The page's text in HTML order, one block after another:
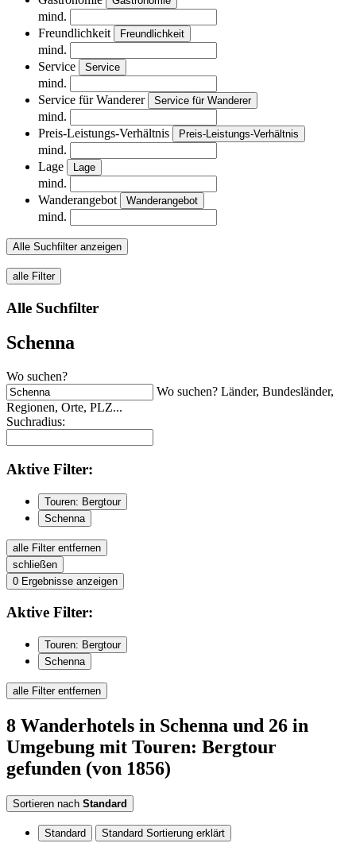
mind.
Freundlichkeit
Freundlichkeit
mind.
Service
Service
mind.
Service für Wanderer
Service für Wanderer
mind.
Preis-Leistungs-Verhältnis
Preis-Leistungs-Verhältnis
mind.
Lage
Lage
mind.
Wanderangebot
Wanderangebot
mind.
Alle Suchfilter anzeigen
alle Filter
Alle Suchfilter
Schenna
Wo suchen?
Wo suchen? Länder, Bundesländer,
Regionen, Orte, PLZ...
Suchradius:
Aktive Filter:
Touren: Bergtour
Schenna
alle Filter entfernen
schließen
0 Ergebnisse anzeigen
Aktive Filter:
Touren: Bergtour
Schenna
alle Filter entfernen
8 Wanderhotels in Schenna und 26 in
Umgebung mit Touren: Bergtour
gefunden (von 1856)
Sortieren nach Standard
Standard Standard Sortierung erklärt